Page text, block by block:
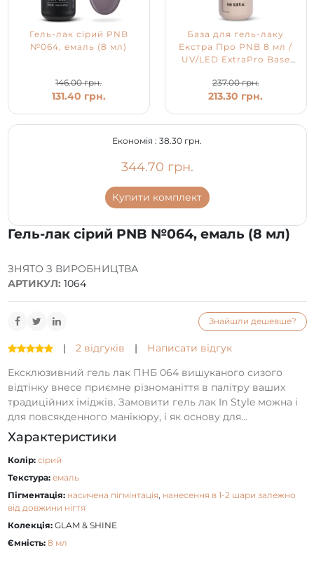
Гель-лак сірий PNB №064, емаль (8 мл)
| 2 відгуків |
Написати відгук
Ексклюзивний гель лак ПНБ 064 вишуканого сизого
відтінку внесе приємне різноманіття в палітру ваших
традиційних іміджів. Замовити гель лак In Style можна і
для повсякденного манікюру, і як основу для...
Характеристики
Колір: сірий
Текстура: емаль
Пігментація: насичена пігмінтація, нанесення в 1-2 шари залежно
від довжини нігтя
Колекція:GLAM & SHINE
Ємність: 8 мл
ЗНЯТО З ВИРОБНИЦТВА
АРТИКУЛ: 1064
Знайшли дешевше?
Гель-лак сірий PNB
№064, емаль (8 мл)
146.00 грн.
131.40 грн.
База для гель-лаку
Екстра Про PNB 8 мл /
UV/LED ExtraPro Base
237.00 грн.
213.30 грн.
Економія : 38.30 грн.
344.70 грн.
Купити комплект